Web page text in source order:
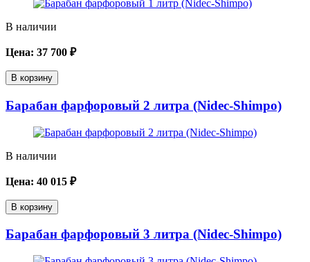
В наличии
Цена: 37 700 ₽
В корзину
Барабан фарфоровый 2 литра (Nidec-Shimpo)
В наличии
Цена: 40 015 ₽
В корзину
Барабан фарфоровый 3 литра (Nidec-Shimpo)